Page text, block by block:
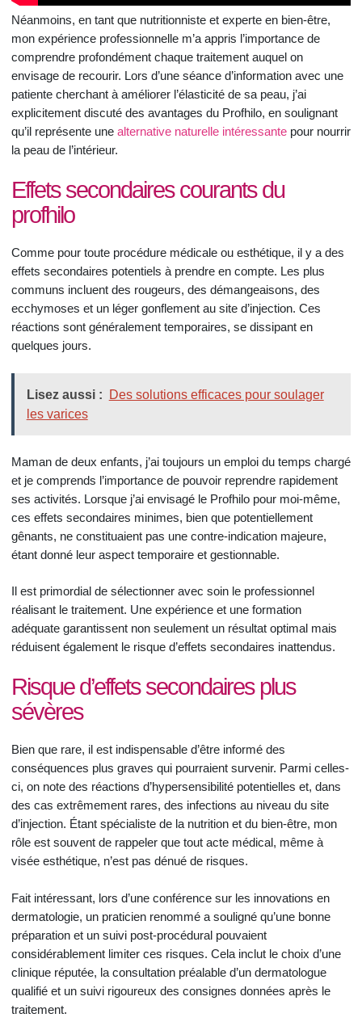
Néanmoins, en tant que nutritionniste et experte en bien-être,
mon expérience professionnelle m’a appris l’importance de
comprendre profondément chaque traitement auquel on
envisage de recourir. Lors d’une séance d’information avec une
patiente cherchant à améliorer l’élasticité de sa peau, j’ai
explicitement discuté des avantages du Profhilo, en soulignant
qu’il représente une alternative naturelle intéressante pour nourrir
la peau de l’intérieur.
Effets secondaires courants du
profhilo
Comme pour toute procédure médicale ou esthétique, il y a des
effets secondaires potentiels à prendre en compte. Les plus
communs incluent des rougeurs, des démangeaisons, des
ecchymoses et un léger gonflement au site d’injection. Ces
réactions sont généralement temporaires, se dissipant en
quelques jours.
Lisez aussi :
Des solutions efficaces pour soulager
les varices
Maman de deux enfants, j’ai toujours un emploi du temps chargé
et je comprends l’importance de pouvoir reprendre rapidement
ses activités. Lorsque j’ai envisagé le Profhilo pour moi-même,
ces effets secondaires minimes, bien que potentiellement
gênants, ne constituaient pas une contre-indication majeure,
étant donné leur aspect temporaire et gestionnable.
Il est primordial de sélectionner avec soin le professionnel
réalisant le traitement. Une expérience et une formation
adéquate garantissent non seulement un résultat optimal mais
réduisent également le risque d’effets secondaires inattendus.
Risque d’effets secondaires plus
sévères
Bien que rare, il est indispensable d’être informé des
conséquences plus graves qui pourraient survenir. Parmi celles-
ci, on note des réactions d’hypersensibilité potentielles et, dans
des cas extrêmement rares, des infections au niveau du site
d’injection. Étant spécialiste de la nutrition et du bien-être, mon
rôle est souvent de rappeler que tout acte médical, même à
visée esthétique, n’est pas dénué de risques.
Fait intéressant, lors d’une conférence sur les innovations en
dermatologie, un praticien renommé a souligné qu’une bonne
préparation et un suivi post-procédural pouvaient
considérablement limiter ces risques. Cela inclut le choix d’une
clinique réputée, la consultation préalable d’un dermatologue
qualifié et un suivi rigoureux des consignes données après le
traitement.